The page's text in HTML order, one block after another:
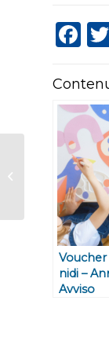
Voucher
nidi –
Avviso
Voucher per
l’accesso ai nidi
Anno 2025/2026
Avviso